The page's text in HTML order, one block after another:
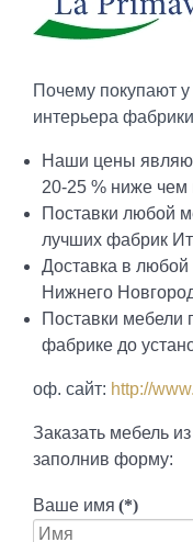
Почему покупают
интерьера
Наши цены
20-25 % ниже чем
Поставки любой
лучших фабрик
Доставка в
Нижнего
Поставки мебели
фабрике до
оф. сайт: http://
Заказать мебель
заполнив форму:
Ваше имя (*)